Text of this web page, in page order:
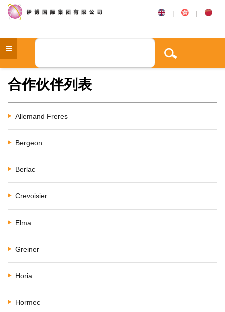
| |
合作伙伴列表
Allemand Freres
Bergeon
Berlac
Crevoisier
Elma
Greiner
Horia
Hormec